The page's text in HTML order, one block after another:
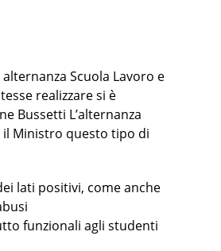
Scuola Lavoro e
realizzare si è
Bussetti L’alternanza
il Ministro questo tipo di
lati positivi, come anche
funzionali agli studenti